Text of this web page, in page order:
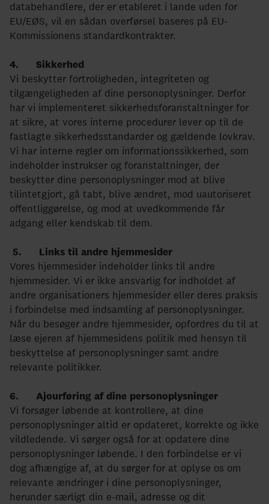
databehandlere, der er etableret i lande uden for
EU/EØS, vil en sådan overførsel baseres på EU-
Kommissionens standardkontrakter.
4. Sikkerhed
Vi beskytter fortroligheden, integriteten og
tilgængeligheden af dine personoplysninger. Derfor
har vi implementeret sikkerhedsforanstaltninger for
at sikre, at vores interne procedurer lever op til de
fastlagte sikkerhedsstandarder og gældende lovkrav.
Vi har interne regler om informationssikkerhed, som
indeholder instrukser og foranstaltninger, der
beskytter dine personoplysninger mod at blive
tilintetgjort, gå tabt, blive ændret, mod uautoriseret
offentliggørelse, og mod at uvedkommende får
adgang eller kendskab til dem.
5. Links til andre hjemmesider
Vores hjemmesider indeholder links til andre
hjemmesider. Vi er ikke ansvarlig for indholdet af
andre organisationers hjemmesider eller deres praksis
i forbindelse med indsamling af personoplysninger.
Når du besøger andre hjemmesider, opfordres du til at
læse ejeren af hjemmesidens politik med hensyn til
beskyttelse af personoplysninger samt andre
relevante politikker.
6. Ajourføring af dine personoplysninger
Vi forsøger løbende at kontrollere, at dine
personoplysninger altid er opdateret, korrekte og ikke
vildledende. Vi sørger også for at opdatere dine
personoplysninger løbende. I den forbindelse er vi
dog afhængige af, at du sørger for at oplyse os om
relevante ændringer i dine personoplysninger,
herunder særligt din e-mail, adresse og dit